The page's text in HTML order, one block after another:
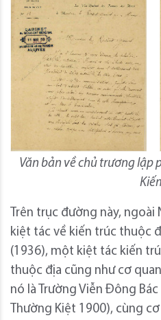
Văn bản về chủ trương lập
Trên trục đường này, ngoài
kiệt tác về kiến trúc thuộc
(1936), một kiệt tác kiến
thuộc địa cũng như cơ
nó là Trường Viễn Đông Bác
Thường Kiệt 1900), cùng